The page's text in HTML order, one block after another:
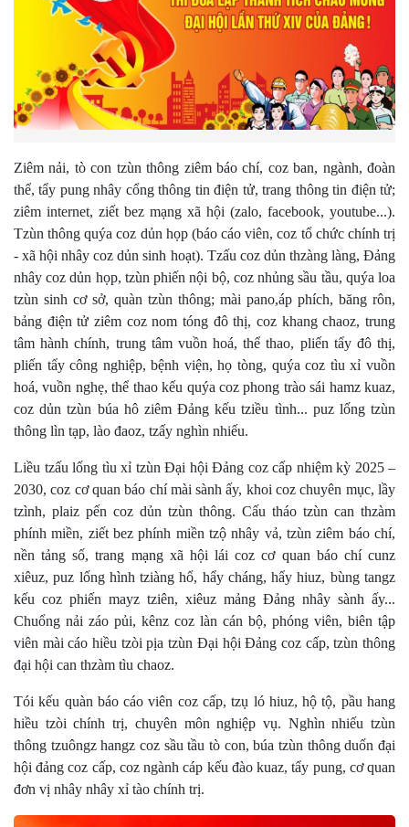
Ziêm nải, tò con tzùn thông ziêm báo chí, coz ban, ngành, đoàn
thể, tẩy pung nhây cổng thông tin điện tử, trang thông tin điện tử;
ziêm internet, ziết bez mạng xã hội (zalo, facebook, youtube...).
Tzùn thông quýa coz dủn họp (báo cáo viên, coz tổ chức chính trị
- xã hội nhây coz dủn sinh hoạt). Tzấu coz dủn thzàng làng, Đảng
nhây coz dủn họp, tzùn phiến nội bộ, coz nhủng sầu tầu, quýa loa
tzùn sinh cơ sở, quàn tzùn thông; mài pano,áp phích, băng rôn,
bảng điện tử ziêm coz nom tóng đô thị, coz khang chaoz, trung
tâm hành chính, trung tâm vuồn hoá, thể thao, pliến tẩy đô thị,
pliến tẩy công nghiệp, bệnh viện, họ tòng, quýa coz tìu xỉ vuồn
hoá, vuồn nghẹ, thể thao kếu quýa coz phong trào sái hamz kuaz,
coz dủn tzùn búa hô ziêm Đảng kếu tziều tình... puz lống tzùn
thông lìn tạp, lào đaoz, tzấy nghìn nhiếu.
Liều tzấu lống tìu xỉ tzùn Đại hội Đảng coz cấp nhiệm kỳ 2025 –
2030, coz cơ quan báo chí mài sành ấy, khoi coz chuyên mục, lầy
tzình, plaiz pến coz dủn tzùn thông. Cấu tháo tzùn can thzàm
phính miền, ziết bez phính miền tzộ nhây vả, tzùn ziêm báo chí,
nền tảng số, trang mạng xã hội lái coz cơ quan báo chí cunz
xiêuz, puz lống hình tziàng hổ, hẩy cháng, hẩy hiuz, bùng tangz
kếu coz phiến mayz tziên, xiêuz mảng Đảng nhây sành ấy...
Chuổng nải záo pủi, kênz coz làn cán bộ, phóng viên, biên tập
viên mài cáo hiều tzòi pịa tzùn Đại hội Đảng coz cấp, tzùn thông
đại hội can thzàm tìu chaoz.
Tói kếu quàn báo cáo viên coz cấp, tzụ ló hiuz, hộ tộ, pầu hang
hiều tzòi chính trị, chuyên môn nghiệp vụ. Nghìn nhiếu tzùn
thông tzuôngz hangz coz sầu tầu tò con, búa tzùn thông duốn đại
hội đảng coz cấp, coz ngành cáp kếu đào kuaz, tẩy pung, cơ quan
đơn vị nhây nhây xỉ tào chính trị.